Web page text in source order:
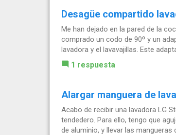
Desagüe compartido
Me han dejado en la pared de la
comprado un codo de 90º y un
lavadora y el lavavajillas. Este
1 respuesta
Alargar manguera de
Acabo de recibir una lavadora LG
tendedero. Para ello, tengo que
de aluminio, y llevar las mangueras